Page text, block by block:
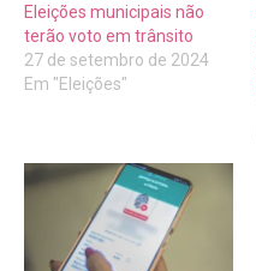
Eleições municipais não
terão voto em trânsito
27 de setembro de 2024
Em "Eleições"